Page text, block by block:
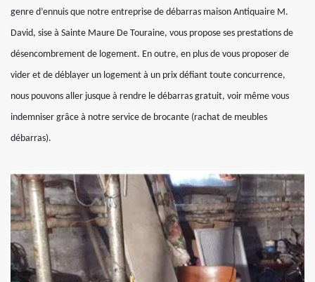
genre d’ennuis que notre entreprise de débarras maison Antiquaire M.
David, sise à Sainte Maure De Touraine, vous propose ses prestations de
désencombrement de logement. En outre, en plus de vous proposer de
vider et de déblayer un logement à un prix défiant toute concurrence,
nous pouvons aller jusque à rendre le débarras gratuit, voir même vous
indemniser grâce à notre service de brocante (rachat de meubles
débarras).